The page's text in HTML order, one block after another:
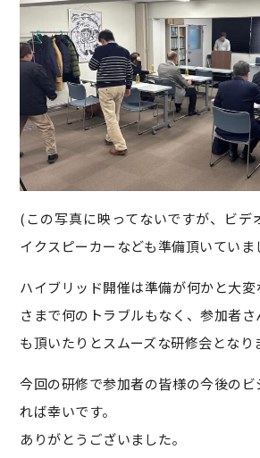
(この写真に映ってないですが、ビデ
イクスピーカーなども準備頂いていま
ハイブリッド開催は準備が何かと大
さまで何のトラブルもなく、参加者
も頂いたりとスムーズな研修会となり
今回の研修で参加者の皆様の今後の
れば幸いです。
ありがとうございました。